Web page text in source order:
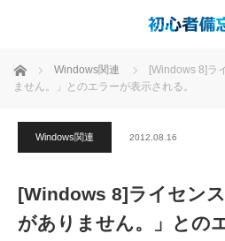
ホーム Windows関連
[Windows 8]ラ
ません。」とのエラーが表示される。
Windows関連 2012.08.16
[Windows 8]ライセン
がありません。」との